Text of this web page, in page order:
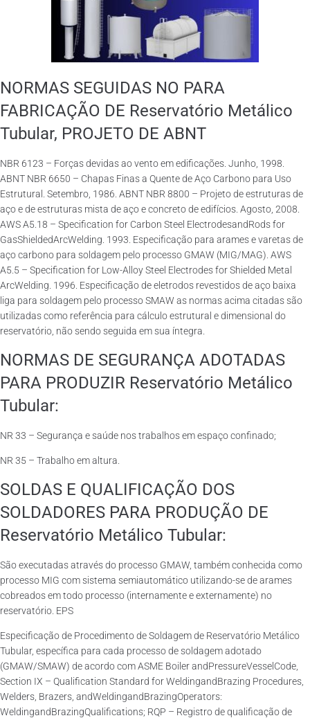
NORMAS SEGUIDAS NO PARA
FABRICAÇÃO DE Reservatório Metálico
Tubular, PROJETO DE ABNT
NBR 6123 – Forças devidas ao vento em edificações. Junho, 1998.
ABNT NBR 6650 – Chapas Finas a Quente de Aço Carbono para Uso
Estrutural. Setembro, 1986. ABNT NBR 8800 – Projeto de estruturas de
aço e de estruturas mista de aço e concreto de edifícios. Agosto, 2008.
AWS A5.18 – Specification for Carbon Steel ElectrodesandRods for
GasShieldedArcWelding. 1993. Especificação para arames e varetas de
aço carbono para soldagem pelo processo GMAW (MIG/MAG). AWS
A5.5 – Specification for Low-Alloy Steel Electrodes for Shielded Metal
ArcWelding. 1996. Especificação de eletrodos revestidos de aço baixa
liga para soldagem pelo processo SMAW as normas acima citadas são
utilizadas como referência para cálculo estrutural e dimensional do
reservatório, não sendo seguida em sua íntegra.
NORMAS DE SEGURANÇA ADOTADAS
PARA PRODUZIR Reservatório Metálico
Tubular:
NR 33 – Segurança e saúde nos trabalhos em espaço confinado;
NR 35 – Trabalho em altura.
SOLDAS E QUALIFICAÇÃO DOS
SOLDADORES PARA PRODUÇÃO DE
Reservatório Metálico Tubular:
São executadas através do processo GMAW, também conhecida como
processo MIG com sistema semiautomático utilizando-se de arames
cobreados em todo processo (internamente e externamente) no
reservatório. EPS
Especificação de Procedimento de Soldagem de Reservatório Metálico
Tubular, específica para cada processo de soldagem adotado
(GMAW/SMAW) de acordo com ASME Boiler andPressureVesselCode,
Section IX – Qualification Standard for WeldingandBrazing Procedures,
Welders, Brazers, andWeldingandBrazingOperators:
WeldingandBrazingQualifications; RQP – Registro de qualificação de